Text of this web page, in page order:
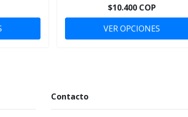
$10.400 COP
VER OPCIONES
Contacto